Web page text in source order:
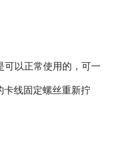
可以正常使用的，可一
卡线固定螺丝重新拧